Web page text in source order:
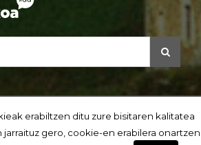
erabiltzen ditu zure bisitaren kalitatea
gero, cookie-en erabilera onartzen